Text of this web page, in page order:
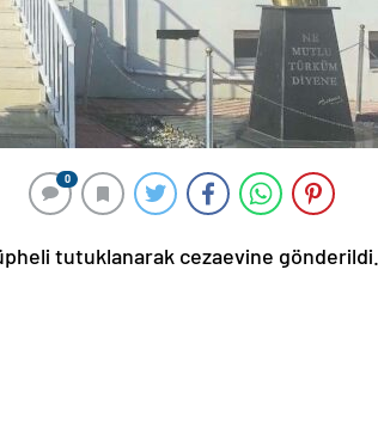
0
tutuklanarak cezaevine gönderildi.